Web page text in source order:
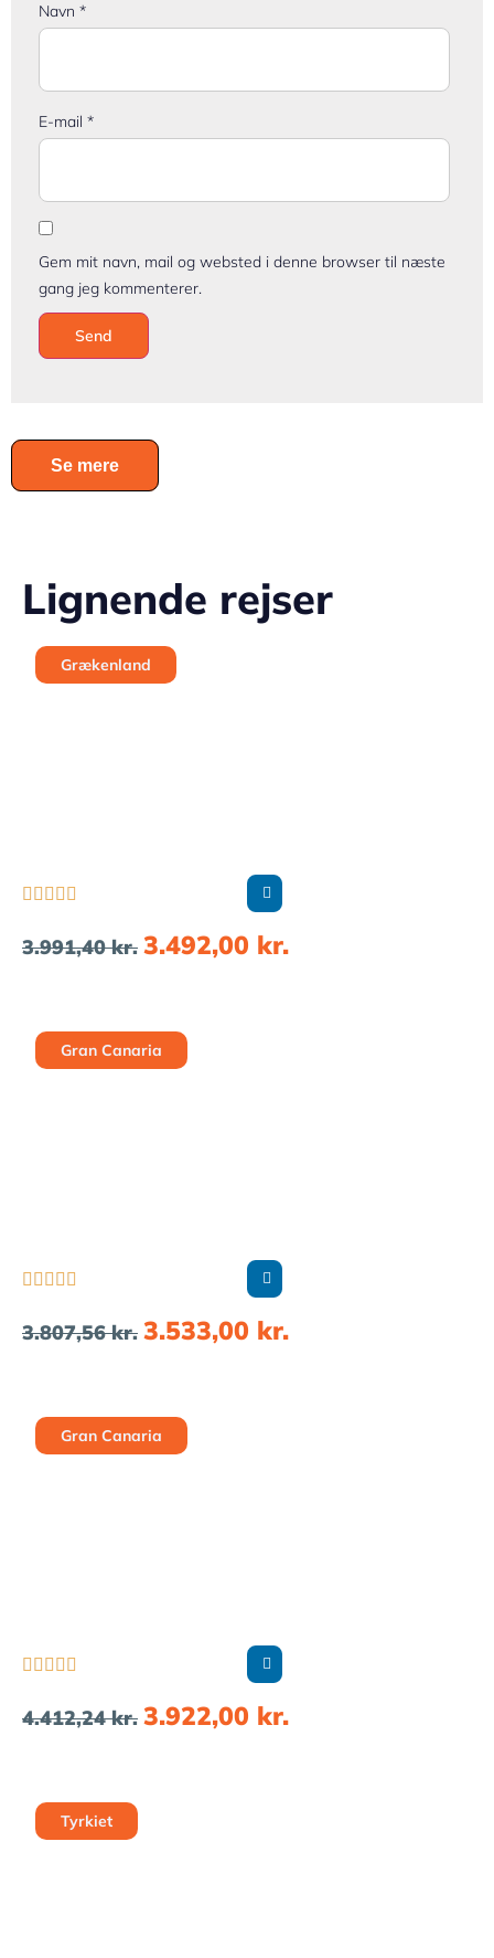
Navn *
E-mail *
Gem mit navn, mail og websted i denne browser til næste
gang jeg kommenterer.
Se mere
Lignende rejser
Grækenland
    
3.991,40kr. 3.492,00 kr.
Gran Canaria
    
3.807,56kr. 3.533,00 kr.
Gran Canaria
    
4.412,24kr. 3.922,00 kr.
Tyrkiet